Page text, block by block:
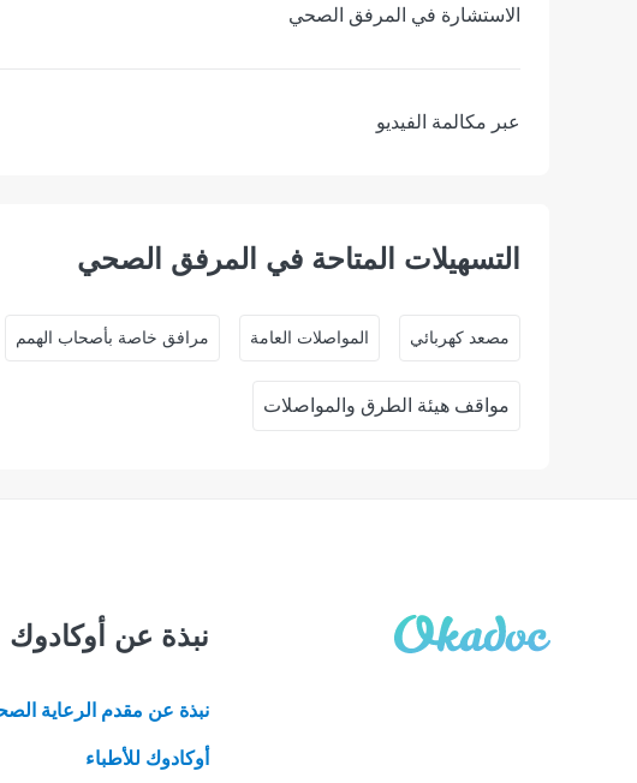
الاستشارة في المرفق الصحي
عبر مكالمة الفيديو
التسهيلات المتاحة في المرفق الصحي
ﻣﺼﻌﺪ ﻛﻬﺮﺑﺎﺋﻲ المواصلات العامة مرافق خاصة بأصحاب الهمم
مواقف هيئة الطرق والمواصلات
نبذة عن أوكادوك
نبذة عن مقدم الرعاية
أوكادوك للأطباء